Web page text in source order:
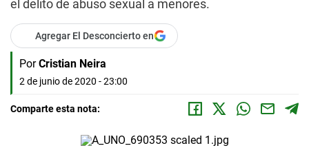
el delito de abuso sexual a menores.
Agregar El Desconcierto en
Por Cristian Neira
2 de junio de 2020 - 23:00
Comparte esta nota: